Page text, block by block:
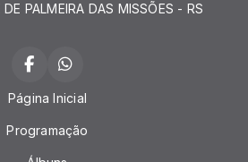
PALMEIRA DAS MISSÕES - RS
Página Inicial
Programação